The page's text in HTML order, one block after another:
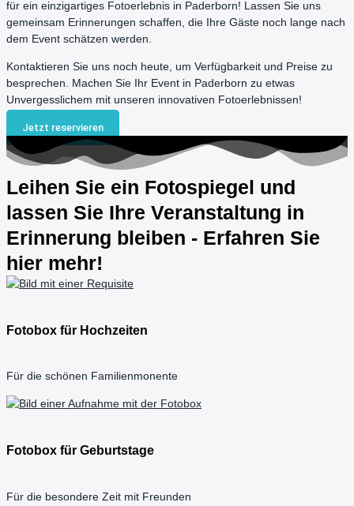
für ein einzigartiges Fotoerlebnis in Paderborn! Lassen Sie uns
gemeinsam Erinnerungen schaffen, die Ihre Gäste noch lange nach
dem Event schätzen werden.
Kontaktieren Sie uns noch heute, um Verfügbarkeit und Preise zu
besprechen. Machen Sie Ihr Event in Paderborn zu etwas
Unvergesslichem mit unseren innovativen Fotoerlebnissen!
Jetzt reservieren
Leihen Sie ein Fotospiegel und
lassen Sie Ihre Veranstaltung in
Erinnerung bleiben - Erfahren Sie
hier mehr!
Fotobox für Hochzeiten
Für die schönen Familienmonente
Fotobox für Geburtstage
Für die besondere Zeit mit Freunden